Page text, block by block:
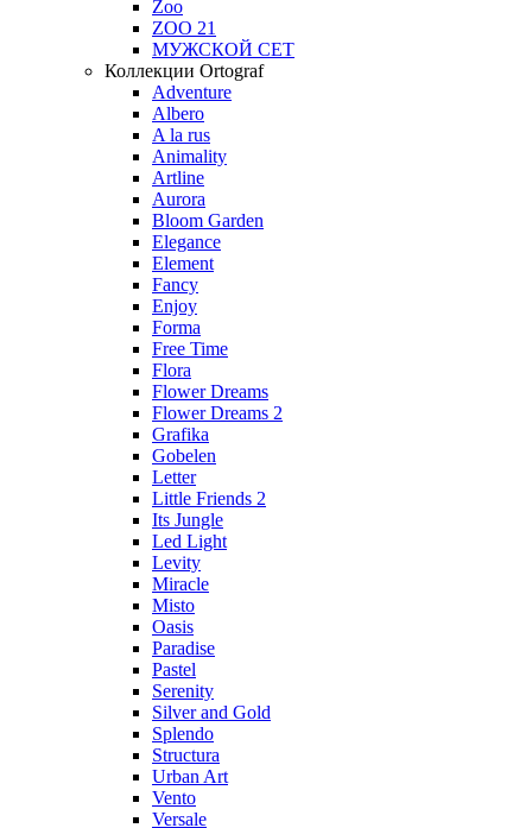
Zoo
ZOO 21
МУЖСКОЙ СЕТ
Коллекции Ortograf
Adventure
Albero
A la rus
Animality
Artline
Aurora
Bloom Garden
Elegance
Element
Fancy
Enjoy
Forma
Free Time
Flora
Flower Dreams
Flower Dreams 2
Grafika
Gobelen
Letter
Little Friends 2
Its Jungle
Led Light
Levity
Miracle
Misto
Oasis
Paradise
Pastel
Serenity
Silver and Gold
Splendo
Structura
Urban Art
Vento
Versale